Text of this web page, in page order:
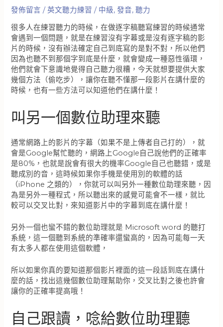
發佈留言 /英文聽力練習 / 中級,發音,聽力
很多人在練習聽力的時候，在做逐字稿聽寫練習的時候通常
會遇到一個問題，就是在練習沒有字幕或是沒有逐字稿的影
片的時候，沒有辦法確定自己到底寫的是對不對，所以他們
因為也聽不到那個字到底是什麼，就會變成一種惡性循環，
他們就會下意識地覺得自己聽力很糟，今天就想要提供大家
幾個方法（偷吃步），讓你在聽不懂那一段影片在講什麼的
時候，也有一些方法可以知道他們在講什麼！
叫另一個數位助理來聽
通常網路上的影片的字幕（如果不是上傳者自己打的），就
會是Google幫忙聽的，網路上Google自己說他們的正確率
是80%，也就是說會有很大的機率Google自己也聽錯，或是
聽成別的音，這時候如果你手機是使用別的軟體的話
（iPhone 之類的），你就可以叫另外一種數位助理來聽，因
為是另外一種程式，所以聽出來的感覺可能會不一樣，就比
較可以交叉比對，來知道影片中的字幕到底在講什麼！
另外一個也蠻不錯的數位助理就是 Microsoft word 的聽打
系統，這一個聽到系統的準確率還蠻高的，因為可能每一天
有太多人都在使用這個軟體，
所以如果你真的要知道那個影片裡面的這一段話到底在講什
麼的話，找出這幾個數位助理幫助你，交叉比對之後也許會
讓你的正確率提高哦！
自己跟讀，唸給數位助理聽